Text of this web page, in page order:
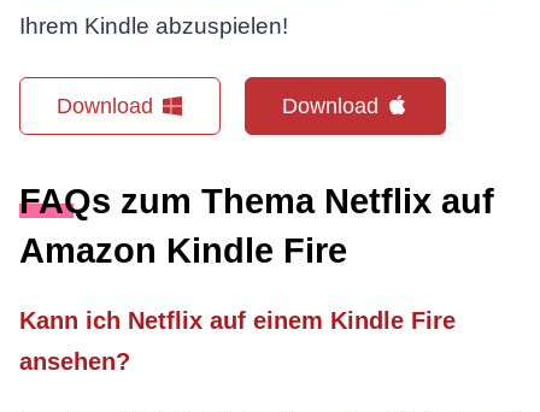
Ihrem Kindle abzuspielen!
Download Download
FAQs zum Thema Netflix auf
Amazon Kindle Fire
Kann ich Netflix auf einem Kindle Fire
ansehen?